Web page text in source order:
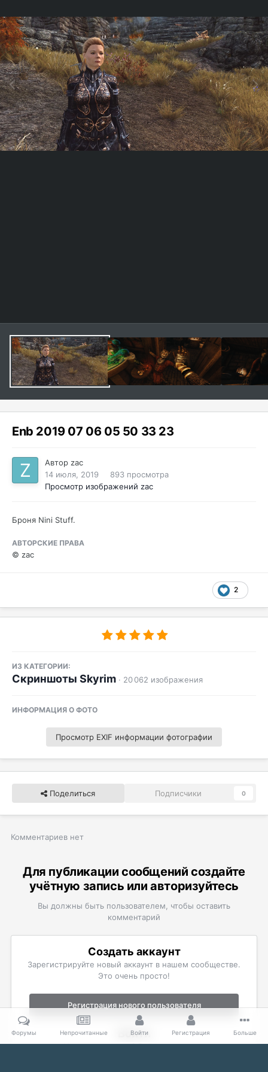
Enb 2019 07 06 05 50 33 23
Автор zac
14 июля, 2019
893 просмотра
Просмотр изображений zac
Броня Nini Stuff.
АВТОРСКИЕ ПРАВА
© zac
2
ИЗ КАТЕГОРИИ:
Скриншоты Skyrim · 20 062 изображения
ИНФОРМАЦИЯ О ФОТО
Просмотр EXIF информации фотографии
Поделиться Подписчики 0
Комментариев нет
Для публикации сообщений создайте
учётную запись или авторизуйтесь
Вы должны быть пользователем, чтобы оставить
комментарий
Создать аккаунт
Зарегистрируйте новый аккаунт в нашем сообществе.
Это очень просто!
Регистрация нового пользователя
Войти
Уже есть аккаунт? Войти в систему.
Форумы Непрочитанные Войти Регистрация Больше